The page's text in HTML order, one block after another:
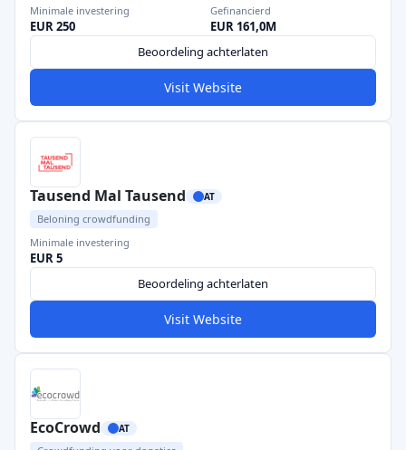
Minimale investering
EUR 250
Gefinancierd
EUR 161,0M
Beoordeling achterlaten
Visit Website
Tausend Mal Tausend AT
Beloning crowdfunding
Minimale investering
EUR 5
Beoordeling achterlaten
Visit Website
EcoCrowd AT